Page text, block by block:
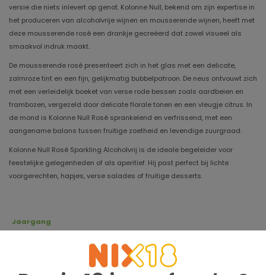
versie die niets inlevert op genot. Kolonne Null, bekend om zijn expertise in
het produceren van alcoholvrije wijnen en mousserende wijnen, heeft met
deze mousserende rosé een drankje gecreëerd dat zowel visueel als
smaakvol indruk maakt.
De mousserende rosé presenteert zich in het glas met een delicate,
zalmroze tint en een fijn, gelijkmatig bubbelpatroon. De neus ontvouwt zich
met een verleidelijk boeket van verse rode bessen zoals aardbeien en
frambozen, vergezeld door delicate florale tonen en een vleugje citrus. In
de mond is Kolonne Null Rosé sprankelend en verfrissend, met een
aangename balans tussen fruitige zoetheid en levendige zuurgraad.
Kolonne Null Rosé Sparkling Alcoholvrij is de ideale begeleider voor
feestelijke gelegenheden of als aperitief. Hij past perfect bij lichte
voorgerechten, hapjes, verse salades of fruitige desserts.
Jaargang
Syrah, Grenache